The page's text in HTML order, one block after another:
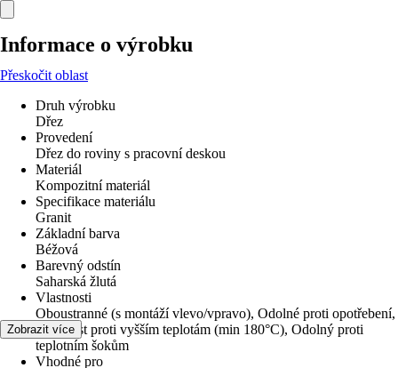
Informace o výrobku
Přeskočit oblast
Druh výrobku
Dřez
Provedení
Dřez do roviny s pracovní deskou
Materiál
Kompozitní materiál
Specifikace materiálu
Granit
Základní barva
Béžová
Barevný odstín
Saharská žlutá
Vlastnosti
Oboustranné (s montáží vlevo/vpravo), Odolné proti opotřebení,
Odolnost proti vyšším teplotám (min 180°C), Odolný proti
teplotním šokům
Vhodné pro
Zobrazit více